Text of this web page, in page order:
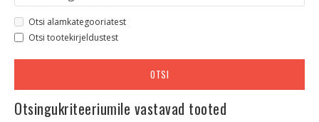
Otsi alamkategooriatest
Otsi tootekirjeldustest
OTSI
Otsingukriteeriumile vastavad tooted